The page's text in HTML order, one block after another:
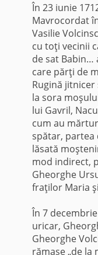
În 23 iunie
Mavrocordat
Vasilie
cu toţi vecinii
de sat Babin…
care părţi de
Rugină
la sora
lui Gavril,
cum au
spătar, partea
lăsată
mod indirect,
Gheorghe
fraţilor Maria
În 7
uricar,
Gheorghe
rămase „de